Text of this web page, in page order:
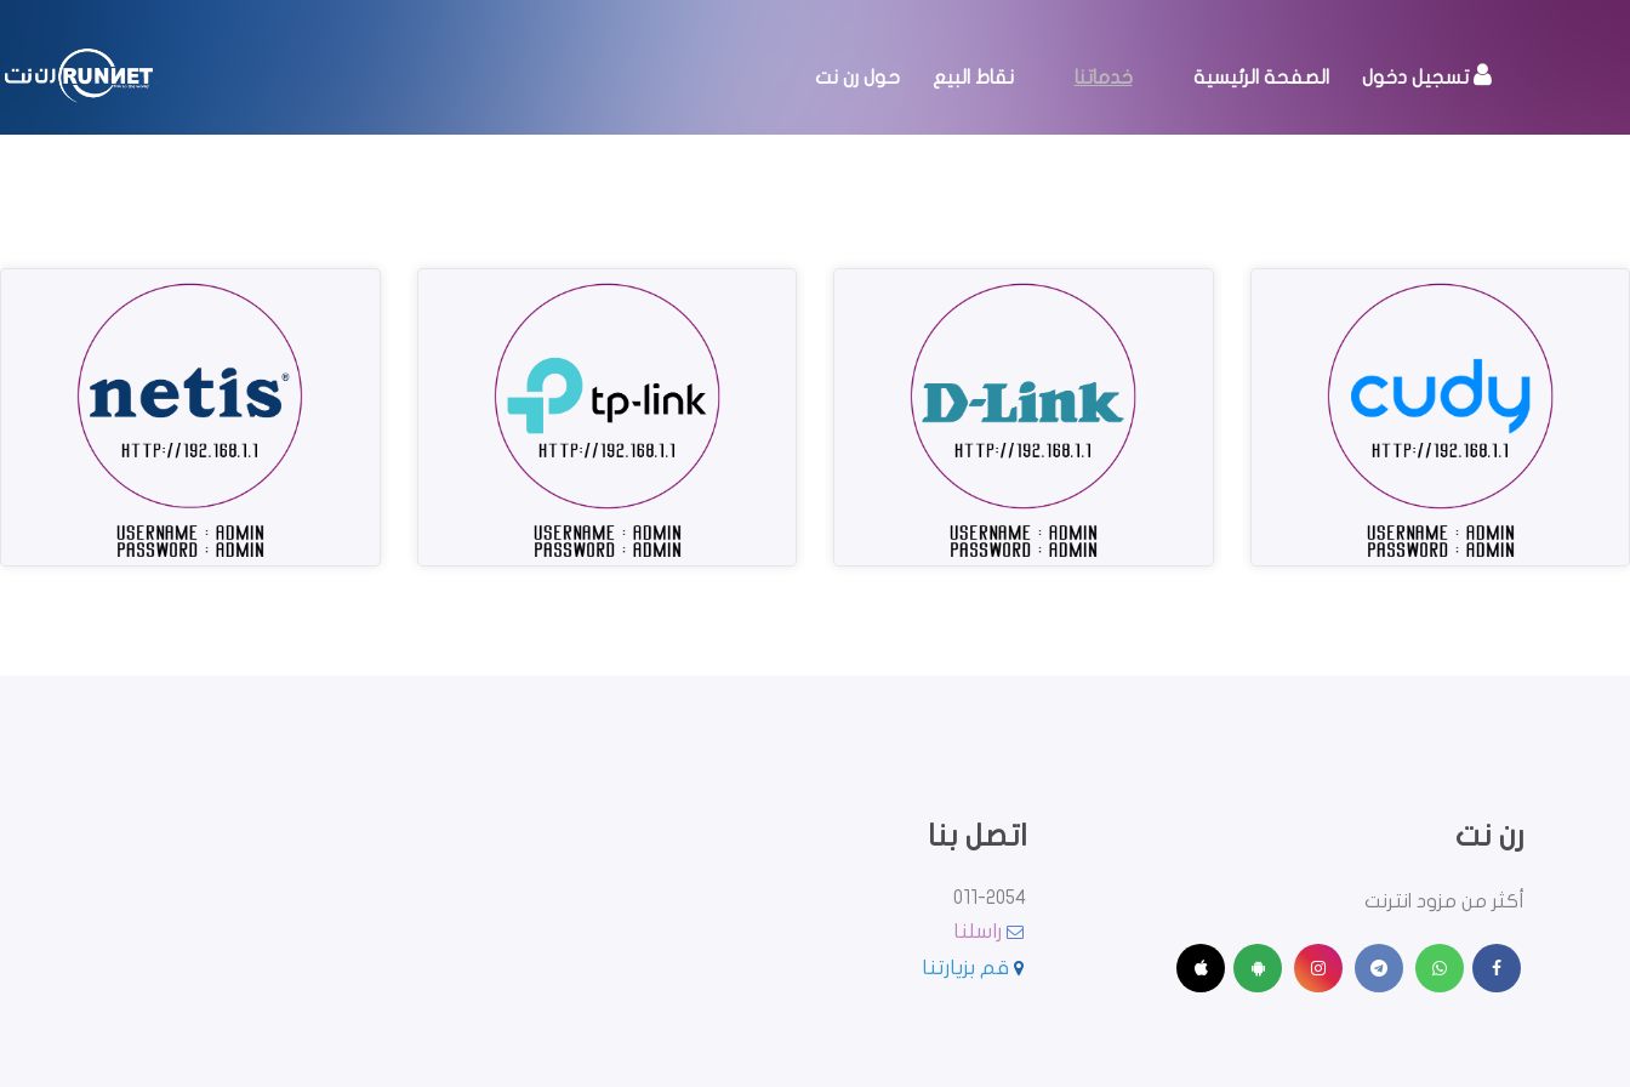
تسجيل دخول الصفحة الرئيسية خدماتنا نقاط البيع حول رن نت
رن نت
أكثر من مزود انترنت
اتصل بنا
011-2054
راسلنا
قم بزيارتنا